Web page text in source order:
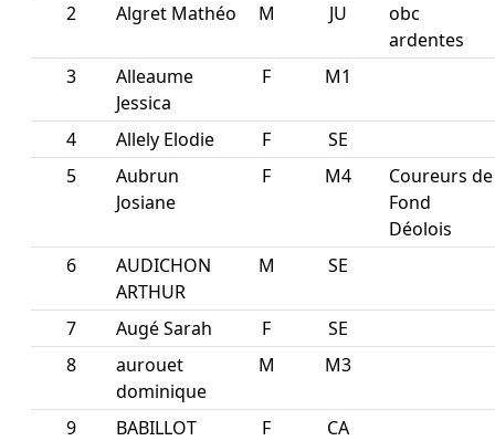
2 Algret Mathéo M JU
obc
ardentes
3
Alleaume
Jessica
F M1
4 Allely Elodie F
SE
5
Aubrun
Josiane
F M4
Coureurs de
Fond
Déolois
6
AUDICHON
ARTHUR
M SE
7 Augé Sarah F
SE
8
aurouet
dominique
M M3
9
BABILLOT
F CA